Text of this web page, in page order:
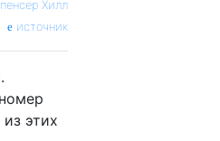
Хилл
источник
этих